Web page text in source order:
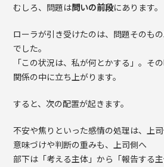
むしろ、問題は問いの前段にあります。
ローラが引き受けたのは、問題そのも
でした。
「この状況は、私が何とかする」。そ
関係の中に立ち上がります。
すると、次の配置が起きます。
不安や焦りといった感情の処理は、上
意味づけや判断の重みも、上司側へ
部下は「考える主体」から「報告する